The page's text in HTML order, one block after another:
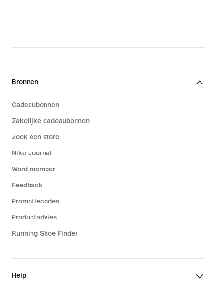
Bronnen
Cadeaubonnen
Zakelijke cadeaubonnen
Zoek een store
Nike Journal
Word member
Feedback
Promotiecodes
Productadvies
Running Shoe Finder
Help